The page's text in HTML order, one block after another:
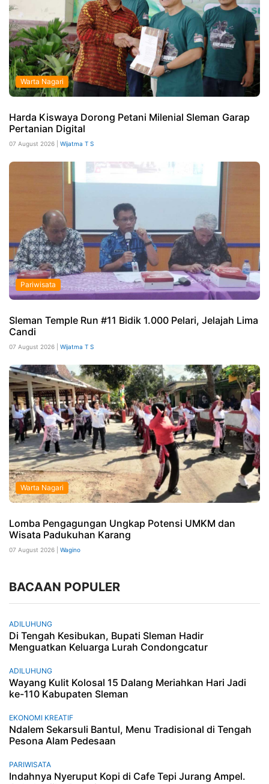
Warta Nagari
Harda Kiswaya Dorong Petani Milenial Sleman Garap
Pertanian Digital
07 August 2026 | Wijatma T S
Pariwisata
Sleman Temple Run #11 Bidik 1.000 Pelari, Jelajah Lima
Candi
07 August 2026 | Wijatma T S
Warta Nagari
Lomba Pengagungan Ungkap Potensi UMKM dan
Wisata Padukuhan Karang
07 August 2026 | Wagino
BACAAN POPULER
ADILUHUNG
Di Tengah Kesibukan, Bupati Sleman Hadir
Menguatkan Keluarga Lurah Condongcatur
ADILUHUNG
Wayang Kulit Kolosal 15 Dalang Meriahkan Hari Jadi
ke-110 Kabupaten Sleman
EKONOMI KREATIF
Ndalem Sekarsuli Bantul, Menu Tradisional di Tengah
Pesona Alam Pedesaan
PARIWISATA
Indahnya Nyeruput Kopi di Cafe Tepi Jurang Ampel.